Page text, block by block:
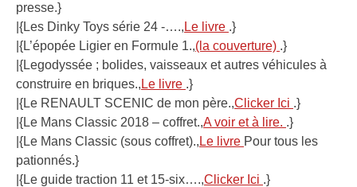
presse.}
|{Les Dinky Toys série 24 -…., Le livre .}
|{L’épopée Ligier en Formule 1.,(la couverture) .}
|{Legodyssée ; bolides, vaisseaux et autres véhicules à
construire en briques., Le livre .}
|{Le RENAULT SCENIC de mon père.,Clicker Ici .}
|{Le Mans Classic 2018 – coffret.,A voir et à lire. .}
|{Le Mans Classic (sous coffret)., Le livre Pour tous les
pationnés.}
|{Le guide traction 11 et 15-six….,Clicker Ici .}